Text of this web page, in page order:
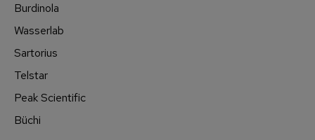
Burdinola
Wasserlab
Sartorius
Telstar
Peak Scientific
Büchi